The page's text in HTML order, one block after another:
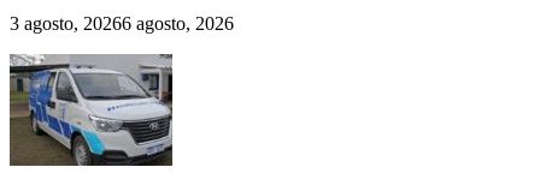
3 agosto, 20266 agosto, 2026